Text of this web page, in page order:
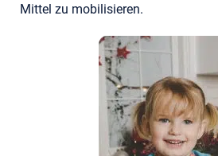
Mittel zu mobilisieren.